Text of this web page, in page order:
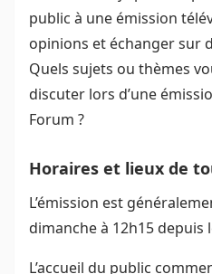
public à une émission
opinions et échanger sur
Quels sujets ou thèmes
discuter lors d’une
Forum ?
Horaires et lieux de
L’émission est
dimanche à 12h15 depuis
L’accueil du public